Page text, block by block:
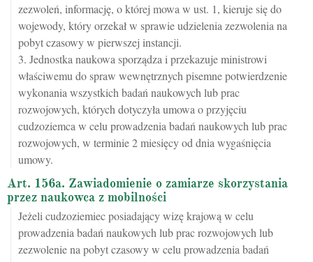
zezwoleń, informację, o której mowa w ust. 1, kieruje się do
wojewody, który orzekał w sprawie udzielenia zezwolenia na
pobyt czasowy w pierwszej instancji.
3. Jednostka naukowa sporządza i przekazuje ministrowi
właściwemu do spraw wewnętrznych pisemne potwierdzenie
wykonania wszystkich badań naukowych lub prac
rozwojowych, których dotyczyła umowa o przyjęciu
cudzoziemca w celu prowadzenia badań naukowych lub prac
rozwojowych, w terminie 2 miesięcy od dnia wygaśnięcia
umowy.
Art. 156a. Zawiadomienie o zamiarze skorzystania
przez naukowca z mobilności
Jeżeli cudzoziemiec posiadający wizę krajową w celu
prowadzenia badań naukowych lub prac rozwojowych lub
zezwolenie na pobyt czasowy w celu prowadzenia badań